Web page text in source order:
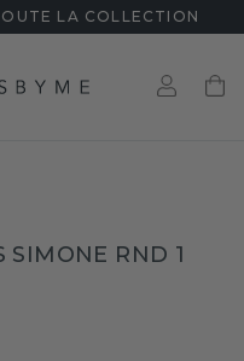
LA COLLECTION
SIMONE RND 1